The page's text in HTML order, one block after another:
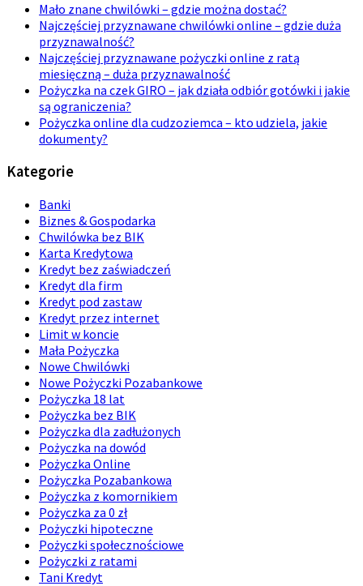
Mało znane chwilówki – gdzie można dostać?
Najczęściej przyznawane chwilówki online – gdzie duża
przyznawalność?
Najczęściej przyznawane pożyczki online z ratą
miesięczną – duża przyznawalność
Pożyczka na czek GIRO – jak działa odbiór gotówki i jakie
są ograniczenia?
Pożyczka online dla cudzoziemca – kto udziela, jakie
dokumenty?
Kategorie
Banki
Biznes & Gospodarka
Chwilówka bez BIK
Karta Kredytowa
Kredyt bez zaświadczeń
Kredyt dla firm
Kredyt pod zastaw
Kredyt przez internet
Limit w koncie
Mała Pożyczka
Nowe Chwilówki
Nowe Pożyczki Pozabankowe
Pożyczka 18 lat
Pożyczka bez BIK
Pożyczka dla zadłużonych
Pożyczka na dowód
Pożyczka Online
Pożyczka Pozabankowa
Pożyczka z komornikiem
Pożyczka za 0 zł
Pożyczki hipoteczne
Pożyczki społecznościowe
Pożyczki z ratami
Tani Kredyt